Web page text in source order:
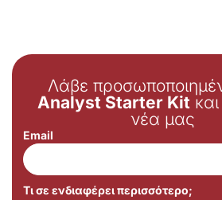
Λάβε
Analyst Starter Kit
νέα μας
Email
Τι σε ενδιαφέρει περισσότερο;